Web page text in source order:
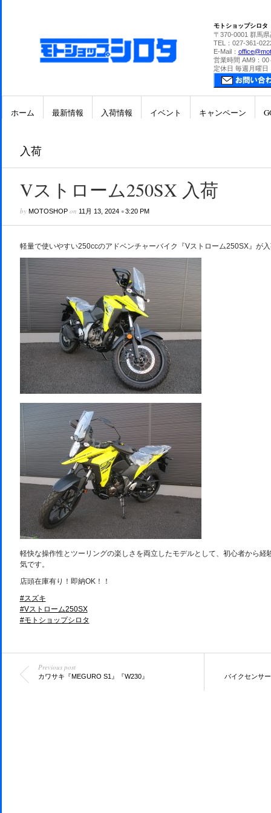
モトショップシロタ
〒370-0001 群馬
TEL：027-361-
E-Mail：
営業時間 AM9：00
定休日 毎週月曜日
ホーム 最新情報 入荷情報 イベント キャンペーン
入荷
Vストローム250SX 入荷
by MOTOSHOPon 11月 13, 2024•3:20 PM
軽量で使いやすい250ccのアドベンチャーバイク『Vストローム250SX』が
軽快な操作性とツーリングの楽しさを両立したモデルとして、初心者から経
気です。
店頭在庫有り！即納OK！！
#スズキ
#Vストローム250SX
#モトショップシロタ
Previous post
カワサキ『MEGURO S1』『W230』 バイクセンサ